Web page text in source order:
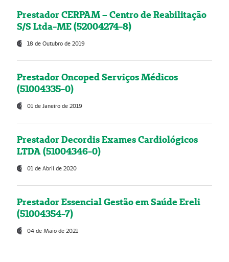
Prestador CERPAM – Centro de Reabilitação
S/S Ltda-ME (52004274-8)
18 de Outubro de 2019
Prestador Oncoped Serviços Médicos
(51004335-0)
01 de Janeiro de 2019
Prestador Decordis Exames Cardiológicos
LTDA (51004346-0)
01 de Abril de 2020
Prestador Essencial Gestão em Saúde Ereli
(51004354-7)
04 de Maio de 2021